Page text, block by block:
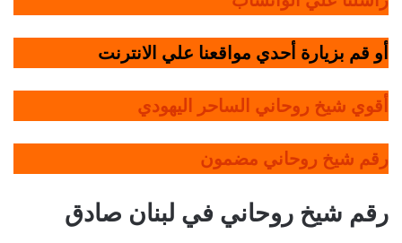
أو قم بزيارة أحدي مواقعنا علي الانترنت
أقوي شيخ روحاني الساحر اليهودي
رقم شيخ روحاني مضمون
رقم شيخ روحاني في لبنان صادق